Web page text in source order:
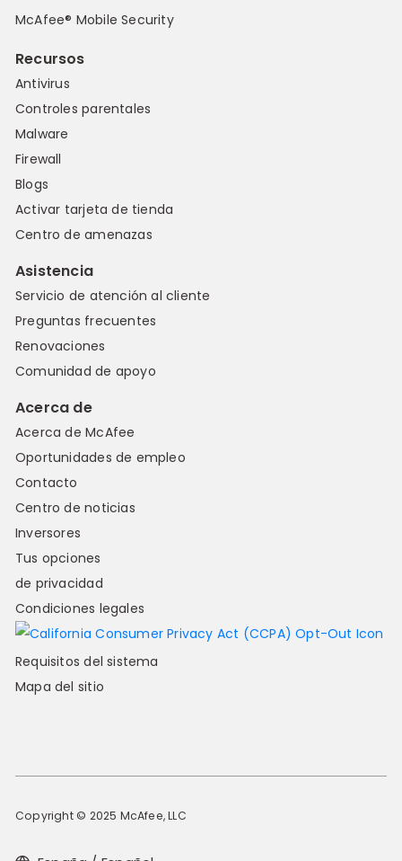
McAfee® Mobile Security
Recursos
Antivirus
Controles parentales
Malware
Firewall
Blogs
Activar tarjeta de tienda
Centro de amenazas
Asistencia
Servicio de atención al cliente
Preguntas frecuentes
Renovaciones
Comunidad de apoyo
Acerca de
Acerca de McAfee
Oportunidades de empleo
Contacto
Centro de noticias
Inversores
Tus opciones
de privacidad
Condiciones legales
Requisitos del sistema
Mapa del sitio
Copyright © 2025 McAfee, LLC